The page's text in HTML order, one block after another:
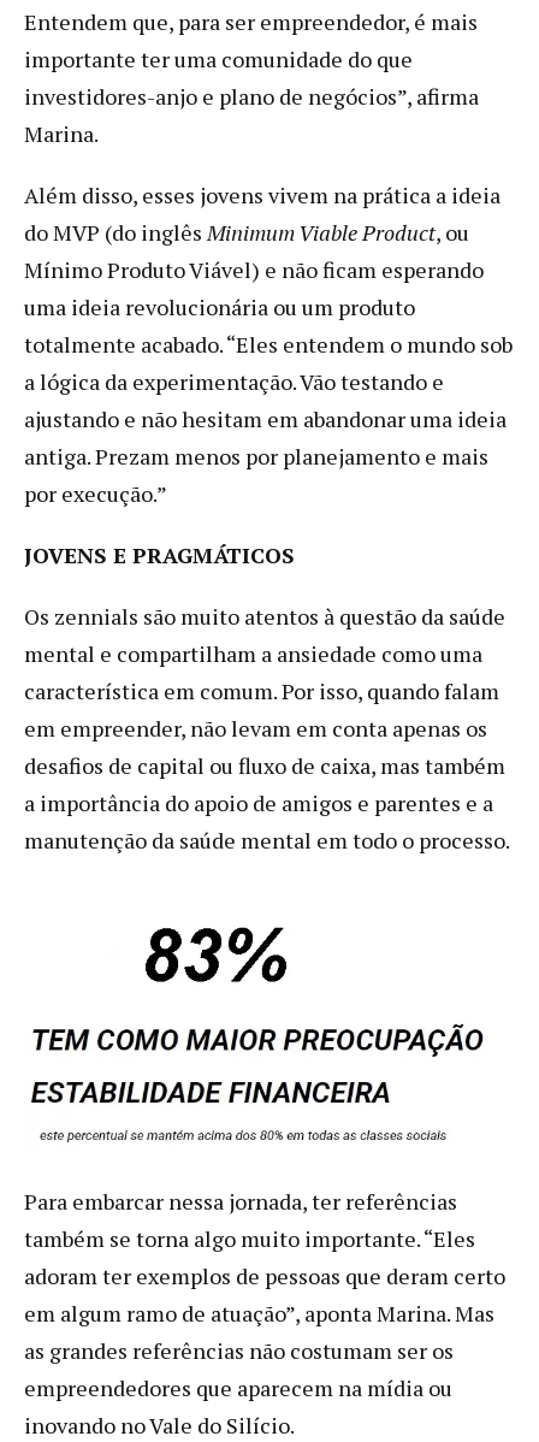
Entendem que, para ser empreendedor, é mais
importante ter uma comunidade do que
investidores-anjo e plano de negócios”, afirma
Marina.
Além disso, esses jovens vivem na prática a ideia
do MVP (do inglês Minimum Viable Product, ou
Mínimo Produto Viável) e não ficam esperando
uma ideia revolucionária ou um produto
totalmente acabado. “Eles entendem o mundo sob
a lógica da experimentação. Vão testando e
ajustando e não hesitam em abandonar uma ideia
antiga. Prezam menos por planejamento e mais
por execução.”
JOVENS E PRAGMÁTICOS
Os zennials são muito atentos à questão da saúde
mental e compartilham a ansiedade como uma
característica em comum. Por isso, quando falam
em empreender, não levam em conta apenas os
desafios de capital ou fluxo de caixa, mas também
a importância do apoio de amigos e parentes e a
manutenção da saúde mental em todo o processo.
Para embarcar nessa jornada, ter referências
também se torna algo muito importante. “Eles
adoram ter exemplos de pessoas que deram certo
em algum ramo de atuação”, aponta Marina. Mas
as grandes referências não costumam ser os
empreendedores que aparecem na mídia ou
inovando no Vale do Silício.